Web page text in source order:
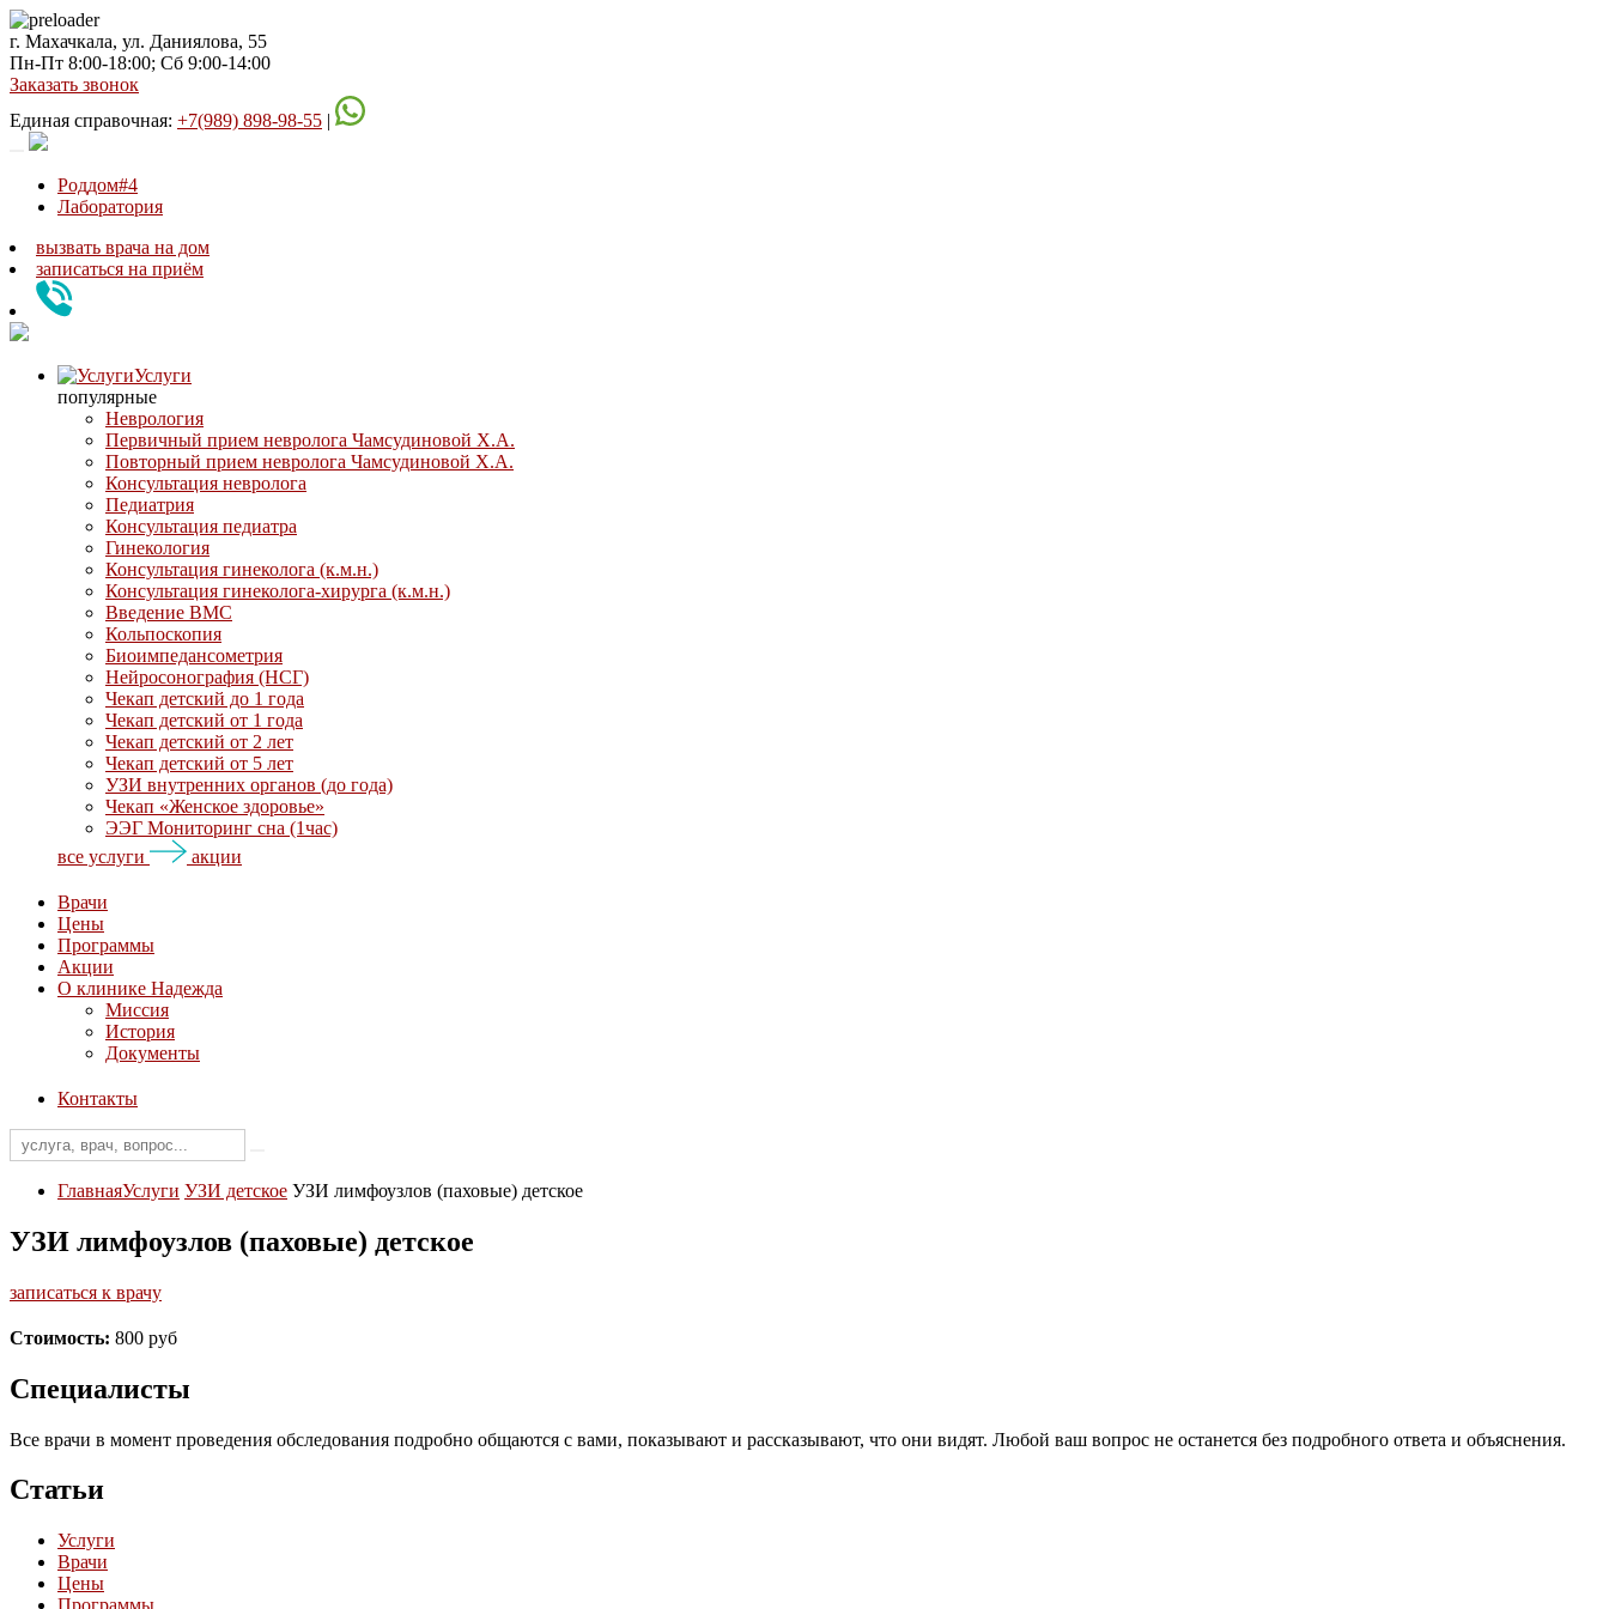
г. Махачкала, ул. Даниялова, 55
Пн-Пт 8:00-18:00; Сб 9:00-14:00
Заказать звонок
Единая справочная: +7(989) 898-98-55 |
Роддом#4
Лаборатория
вызвать врача на дом
записаться на приём
Услуги
популярные
Неврология
Первичный прием невролога Чамсудиновой Х.А.
Повторный прием невролога Чамсудиновой Х.А.
Консультация невролога
Педиатрия
Консультация педиатра
Гинекология
Консультация гинеколога (к.м.н.)
Консультация гинеколога-хирурга (к.м.н.)
Введение ВМС
Кольпоскопия
Биоимпедансометрия
Нейросонография (НСГ)
Чекап детский до 1 года
Чекап детский от 1 года
Чекап детский от 2 лет
Чекап детский от 5 лет
УЗИ внутренних органов (до года)
Чекап «Женское здоровье»
ЭЭГ Мониторинг сна (1час)
все услуги
акции
Врачи
Цены
Программы
Акции
О клинике Надежда
Миссия
История
Документы
Контакты
ГлавнаяУслуги УЗИ детское УЗИ лимфоузлов (паховые) детское
УЗИ лимфоузлов (паховые) детское
записаться к врачу
Стоимость: 800 руб
Специалисты
Все врачи в момент проведения обследования подробно общаются с вами, показывают и рассказывают, что они видят. Любой ваш вопрос не останется без подробного ответа и объяснения.
Статьи
Услуги
Врачи
Цены